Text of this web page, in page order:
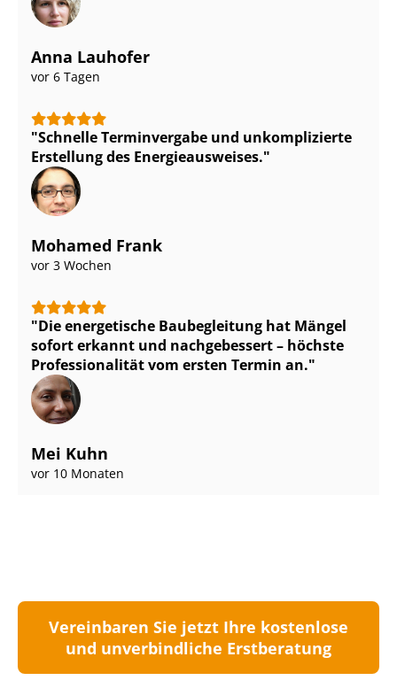
Anna Lauhofer
vor 6 Tagen
Schnelle Terminvergabe und unkomplizierte
Erstellung des En­er­gie­aus­wei­ses.
Mohamed Frank
vor 3 Wochen
Die energetische Baubegleitung hat Mängel
sofort erkannt und nachgebessert – höchste
Pro­fes­sio­na­li­tät vom ersten Termin an.
Mei Kuhn
vor 10 Monaten
Vereinbaren Sie jetzt Ihre kostenlose
und unverbindliche Erstberatung